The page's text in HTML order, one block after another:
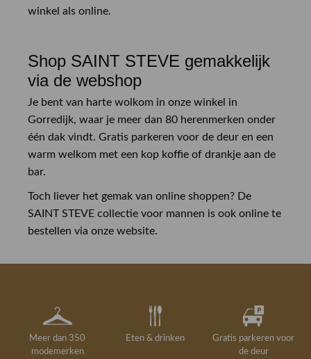
winkel als online.
Shop SAINT STEVE gemakkelijk
via de webshop
Je bent van harte wolkom in onze winkel in
Gorredijk, waar je meer dan 80 herenmerken onder
één dak vindt. Gratis parkeren voor de deur en een
warm welkom met een kop koffie of drankje aan de
bar.
Toch liever het gemak van online shoppen? De
SAINT STEVE collectie voor mannen is ook online te
bestellen via onze website.
Meer dan 350
modemerken
Eten & drinken
Gratis parkeren voor
de deur